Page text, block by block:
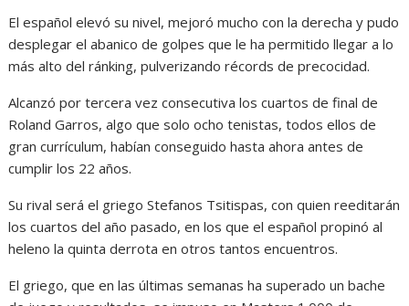
El español elevó su nivel, mejoró mucho con la derecha y pudo
desplegar el abanico de golpes que le ha permitido llegar a lo
más alto del ránking, pulverizando récords de precocidad.
Alcanzó por tercera vez consecutiva los cuartos de final de
Roland Garros, algo que solo ocho tenistas, todos ellos de
gran currículum, habían conseguido hasta ahora antes de
cumplir los 22 años.
Su rival será el griego Stefanos Tsitispas, con quien reeditarán
los cuartos del año pasado, en los que el español propinó al
heleno la quinta derrota en otros tantos encuentros.
El griego, que en las últimas semanas ha superado un bache